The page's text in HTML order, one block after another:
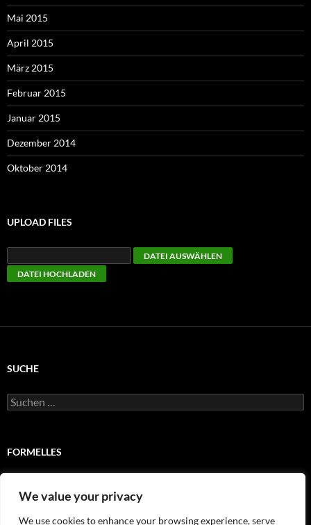
We value your privacy
We use cookies to enhance your browsing experience, serve
Mai 2015
April 2015
März 2015
Februar 2015
Januar 2015
Dezember 2014
Oktober 2014
UPLOAD FILES
SUCHE
Suchen
nach:
FORMELLES